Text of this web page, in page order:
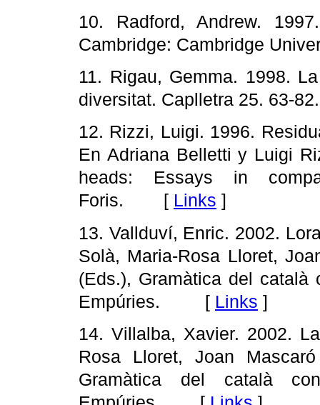
10. Radford, Andrew.
Cambridge: Cambridge
11. Rigau, Gemma. 1998.
diversitat. Caplletra 25.
12. Rizzi, Luigi. 1996.
En Adriana Belletti y Luigi
heads: Essays in
Foris. [ Links ]
13. Vallduví, Enric. 2002.
Solà, Maria-Rosa Lloret,
(Eds.), Gramàtica del català
Empúries. [ Links ]
14. Villalba, Xavier. 2002.
Rosa Lloret, Joan
Gramàtica del català